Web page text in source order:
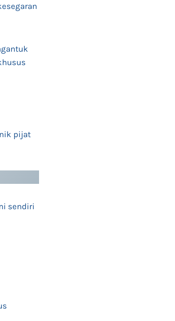
pijat
sendiri